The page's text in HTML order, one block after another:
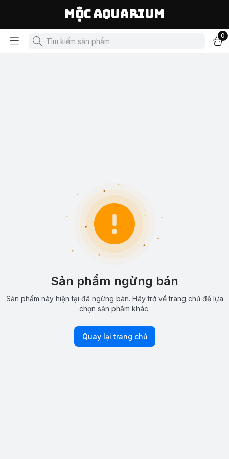
Mộc Aquarium
0
Sản phẩm ngừng bán
Sản phẩm này hiện tại đã ngừng bán. Hãy trở về trang chủ để lựa
chọn sản phẩm khác.
Quay lại trang chủ